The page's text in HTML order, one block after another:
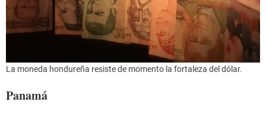
La moneda hondureña resiste de momento la fortaleza del dólar.
Panamá